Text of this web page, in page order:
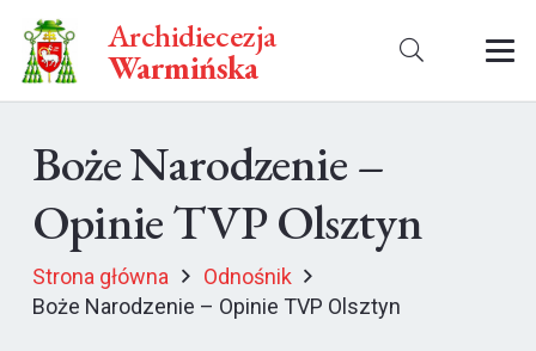
Archidiecezja
Warmińska
Boże Narodzenie –
Opinie TVP Olsztyn
Strona główna
Odnośnik
Boże Narodzenie – Opinie TVP Olsztyn